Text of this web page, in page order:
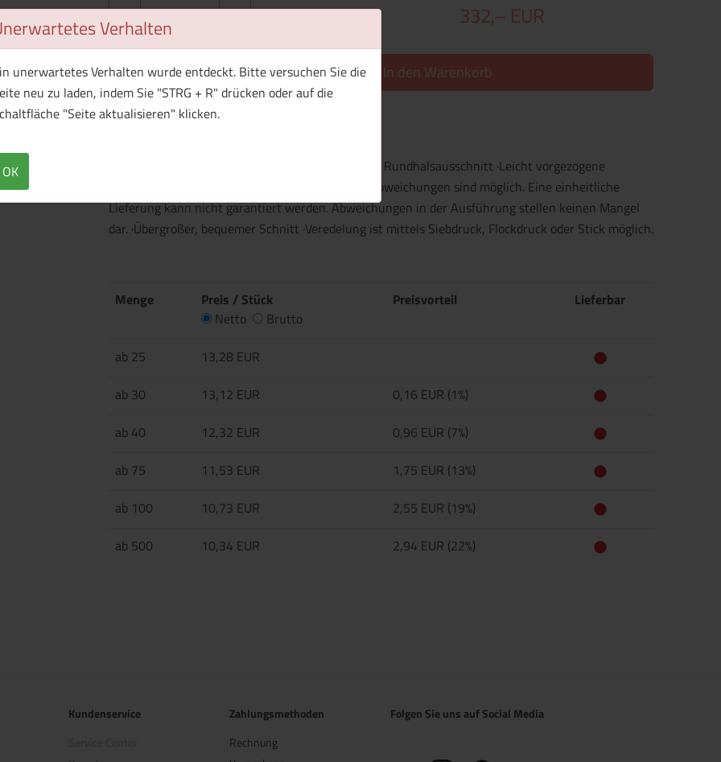
Verhalten
unerwartetes Verhalten wurde entdeckt. Bitte versuchen Sie die
neu zu laden, indem Sie "STRG + R" drücken oder auf die
"Seite aktualisieren" klicken.
OK
332,– EUR
1 Muster bestellen In den Warenkorb
·240 g/m² ·100% Baumwolle ·Klassischer gerippter Rundhalsausschnitt ·Leicht vorgezogene
Schulternaht ·Stylischer Acid-Wash-Look - Farbabweichungen sind möglich. Eine einheitliche
Lieferung kann nicht garantiert werden. Abweichungen in der Ausführung stellen keinen Mangel
dar. ·Übergroßer, bequemer Schnitt ·Veredelung ist mittels Siebdruck, Flockdruck oder Stick möglich.
Menge
Preis / Stück
Netto
Brutto
Preisvorteil Lieferbar
ab 25
13,28 EUR
ab 30
13,12 EUR
0,16 EUR (1%)
ab 40
12,32 EUR
0,96 EUR (7%)
ab 75
11,53 EUR
1,75 EUR (13%)
ab 100
10,73 EUR
2,55 EUR (19%)
ab 500
10,34 EUR 2,94 EUR (22%)
Kundenservice
Zahlungsmethoden
Rechnung
Folgen Sie uns auf Social Media